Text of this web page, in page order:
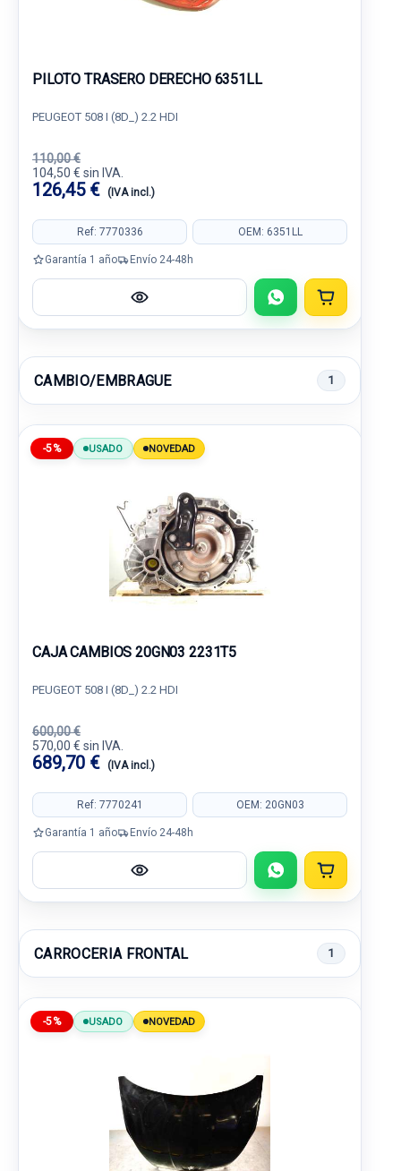
PILOTO TRASERO DERECHO 6351LL
PEUGEOT 508 I (8D_) 2.2 HDI
110,00 €
104,50 € sin IVA.
126,45 € (IVA incl.)
Ref: 7770336 OEM: 6351LL
Garantía 1 año Envío 24-48h
CAMBIO/EMBRAGUE 1
-5% USADO NOVEDAD
CAJA CAMBIOS 20GN03 2231T5
PEUGEOT 508 I (8D_) 2.2 HDI
600,00 €
570,00 € sin IVA.
689,70 € (IVA incl.)
Ref: 7770241 OEM: 20GN03
Garantía 1 año Envío 24-48h
CARROCERIA FRONTAL 1
-5% USADO NOVEDAD